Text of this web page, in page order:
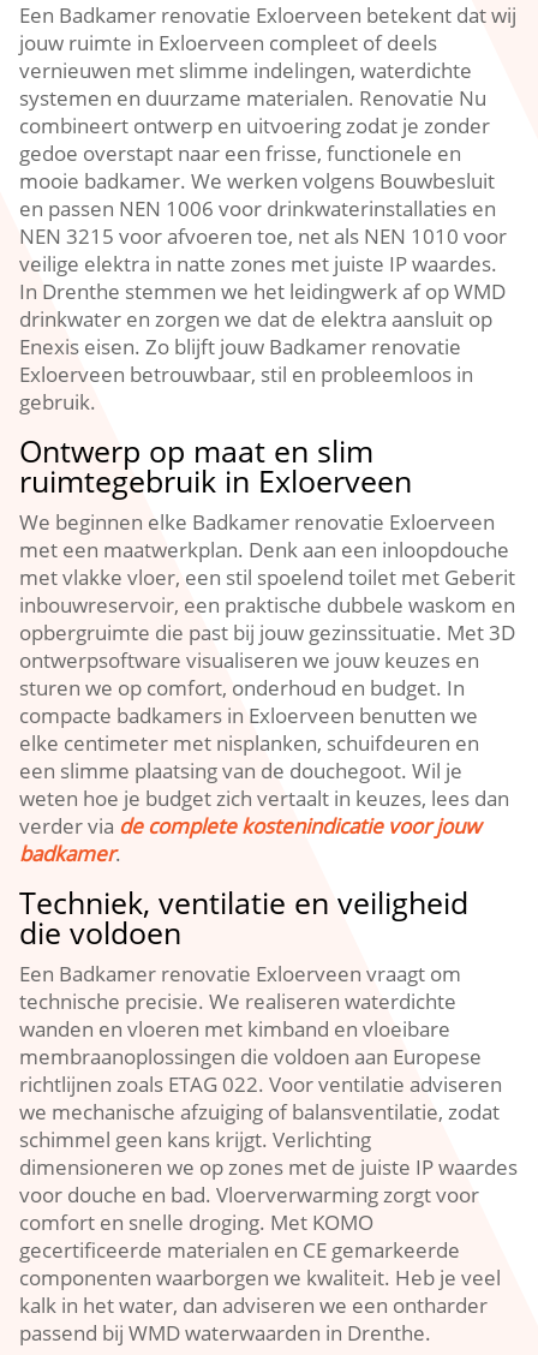
Een Badkamer renovatie Exloerveen betekent dat wij
jouw ruimte in Exloerveen compleet of deels
vernieuwen met slimme indelingen, waterdichte
systemen en duurzame materialen. Renovatie Nu
combineert ontwerp en uitvoering zodat je zonder
gedoe overstapt naar een frisse, functionele en
mooie badkamer. We werken volgens Bouwbesluit
en passen NEN 1006 voor drinkwaterinstallaties en
NEN 3215 voor afvoeren toe, net als NEN 1010 voor
veilige elektra in natte zones met juiste IP waardes.
In Drenthe stemmen we het leidingwerk af op WMD
drinkwater en zorgen we dat de elektra aansluit op
Enexis eisen. Zo blijft jouw Badkamer renovatie
Exloerveen betrouwbaar, stil en probleemloos in
gebruik.
Ontwerp op maat en slim
ruimtegebruik in Exloerveen
We beginnen elke Badkamer renovatie Exloerveen
met een maatwerkplan. Denk aan een inloopdouche
met vlakke vloer, een stil spoelend toilet met Geberit
inbouwreservoir, een praktische dubbele waskom en
opbergruimte die past bij jouw gezinssituatie. Met 3D
ontwerpsoftware visualiseren we jouw keuzes en
sturen we op comfort, onderhoud en budget. In
compacte badkamers in Exloerveen benutten we
elke centimeter met nisplanken, schuifdeuren en
een slimme plaatsing van de douchegoot. Wil je
weten hoe je budget zich vertaalt in keuzes, lees dan
verder via de complete kostenindicatie voor jouw
badkamer.
Techniek, ventilatie en veiligheid
die voldoen
Een Badkamer renovatie Exloerveen vraagt om
technische precisie. We realiseren waterdichte
wanden en vloeren met kimband en vloeibare
membraanoplossingen die voldoen aan Europese
richtlijnen zoals ETAG 022. Voor ventilatie adviseren
we mechanische afzuiging of balansventilatie, zodat
schimmel geen kans krijgt. Verlichting
dimensioneren we op zones met de juiste IP waardes
voor douche en bad. Vloerverwarming zorgt voor
comfort en snelle droging. Met KOMO
gecertificeerde materialen en CE gemarkeerde
componenten waarborgen we kwaliteit. Heb je veel
kalk in het water, dan adviseren we een ontharder
passend bij WMD waterwaarden in Drenthe.